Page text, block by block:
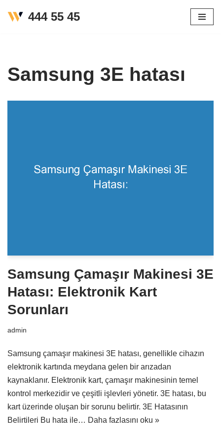
444 55 45
Samsung 3E hatası
Samsung Çamaşır Makinesi 3E
Hatası: Elektronik Kart
Sorunları
admin
Samsung çamaşır makinesi 3E hatası, genellikle cihazın
elektronik kartında meydana gelen bir arızadan
kaynaklanır. Elektronik kart, çamaşır makinesinin temel
kontrol merkezidir ve çeşitli işlevleri yönetir. 3E hatası, bu
kart üzerinde oluşan bir sorunu belirtir. 3E Hatasının
Belirtileri Bu hata ile… Daha fazlasını oku »